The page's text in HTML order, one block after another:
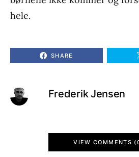
hele.
SHARE
Frederik Jensen
VIEW COMMENTS